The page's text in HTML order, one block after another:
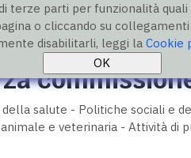
parti per funzionalità quali
o cliccando su
disabilitarli, leggi la Cookie
salute - Politiche sociali e
e veterinaria - Attività di